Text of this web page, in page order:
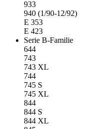
933
940 (1/90-12/92)
E 353
E 423
Serie B-Familie
644
743
743 XL
744
745 S
745 XL
844
844 S
844 XL